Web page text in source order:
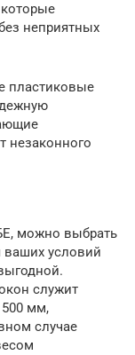
неприятных
пластиковые
незаконного
можно выбрать
условий
служит
мм,
случае